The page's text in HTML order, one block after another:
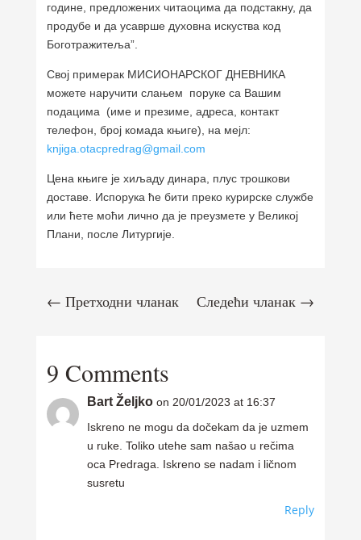
године, предложених читаоцима да подстакну, да
продубе и да усаврше духовна искуства код
Боготражитеља”.
Свој примерак МИСИОНАРСКОГ ДНЕВНИКА
можете наручити слањем поруке са Вашим
подацима (име и презиме, адреса, контакт
телефон, број комада књиге), на мејл:
knjiga.otacpredrag@gmail.com
Цена књиге је хиљаду динара, плус трошкови
доставе. Испорука ће бити преко курирске службе
или ћете моћи лично да је преузмете у Великој
Плани, после Литургије.
←Претходни чланак Следећи чланак→
9 Comments
Bart Željko on 20/01/2023 at 16:37
Iskreno ne mogu da dočekam da je uzmem
u ruke. Toliko utehe sam našao u rečima
oca Predraga. Iskreno se nadam i ličnom
susretu
Reply